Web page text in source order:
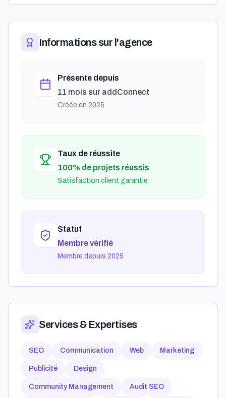
Informations sur l'agence
Présente depuis
11 mois sur addConnect
Créée en 2025
Taux de réussite
100% de projets réussis
Satisfaction client garantie
Statut
Membre vérifié
Membre depuis 2025
Services & Expertises
SEO Communication Web Marketing
Publicité Design
Community Management Audit SEO